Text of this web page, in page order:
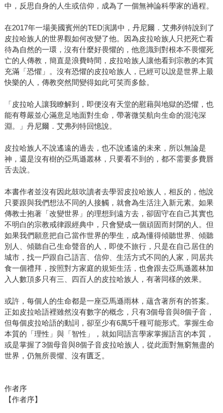
中，反思自身的人生或信仰，成為了一個無神論科學家的過程。
在2017年一場美國賓州的TED演講中，丹尼爾．艾弗列特說到了
皮拉哈族人的世界觀如何改變了他。因為皮拉哈族人只把死亡看
待為自然的一環，沒有什麼好畏懼的，他意識到對根本不畏懼死
亡的人傳教，簡直是浪費時間，皮拉哈族人讓他看到宗教的本質
充滿「恐懼」。沒有恐懼的皮拉哈族人，已經可以說是世界上最
快樂的人，傳教突然間變得如此可笑而多餘。
「皮拉哈人讓我瞭解到，即便沒有天堂的慰藉與地獄的恐懼，也
能有尊嚴並心滿意足地面對生命，帶著微笑航向生命的混沌深
淵。」丹尼爾．艾弗列特回憶說。
皮拉哈族人不說遙遠的過去，也不說遙遠的未來，所以無論是
神，還是沒有樹的亞馬遜叢林，只要看不到的，都不需要多費唇
舌去說。
本書作者並沒有因此鼓吹讀者去學習皮拉哈族人，相反的，他說
只要跟與我們想法不同的人接觸，就會為生活注入新元素。如果
傳教士抱著「改變世界」的理想到遠方去，卻固守在自己其實也
不明白的宗教戒律跟經典中，只會變成一個頑固而封閉的人。但
如果我們願意把自己當作世界的學生，成為懂得傾聽世界、傾聽
別人、傾聽自己生命聲音的人，即使不旅行，只是在自己居住的
城市，找一戶跟自己語言、信仰、生活方式不同的人家，同居共
食一個禮拜，按照對方家庭的規矩生活，也會跟去亞馬遜叢林加
入人數頂多只有三、四百人的皮拉哈族人，有著同樣的效果。
或許，每個人的生命都是一座亞馬遜雨林，蘊含著所有的答案。
正如皮拉哈語裡雖然沒有數字的概念，只有3個母音與8個子音，
但每個皮拉哈語的動詞，卻至少有6萬5千種可能形式。掌握生命
本質的「理性」與「智性」，就如同語言學家掌握語言的本質，
或是掌握了3個母音與8個子音皮拉哈族人，從此面對無窮無盡的
世界，仍無所畏懼、沒有匱乏。
作者序
【作者序】